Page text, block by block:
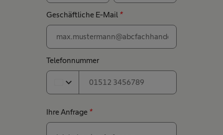
Geschäftliche E-Mail *
Telefonnummer
expand_more
Ihre Anfrage *